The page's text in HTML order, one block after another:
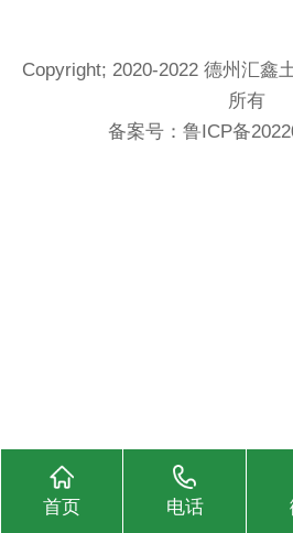
Copyright; 2020-2022 德州汇鑫
所有
备案号： 鲁ICP备
首页 电话